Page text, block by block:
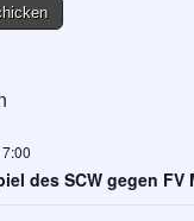
des SCW gegen FV